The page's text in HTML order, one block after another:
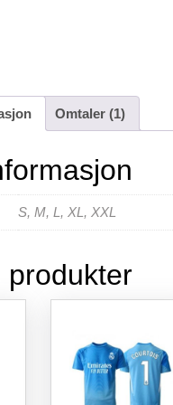
Omtaler (1)
S, M, L, XL, XXL
produkter